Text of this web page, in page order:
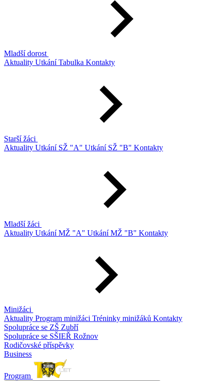
Mladší dorost
Aktuality UtkáníTabulka Kontakty
Starší žáci
Aktuality Utkání SŽ "A" Utkání SŽ "B" Kontakty
Mladší žáci
Aktuality Utkání MŽ "A" Utkání MŽ "B" Kontakty
Minižáci
Aktuality Program minižáci Tréninky minižáků Kontakty
Spolupráce se ZŠ Zubří
Spolupráce se SŠIEŘ Rožnov
Rodičovské příspěvky
Business
Program